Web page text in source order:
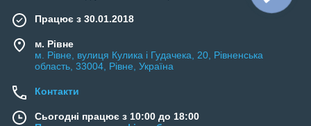
Працює з 30.01.2018
м. Рівне
м. Рівне, вулиця Кулика і Гудачека, 20, Рівненська
область, 33004, Рівне, Україна
Контакти
Сьогодні працює з 10:00 до 18:00